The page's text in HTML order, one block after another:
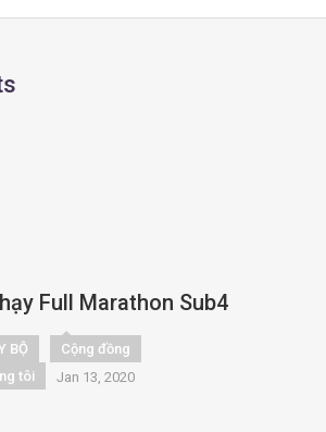
Full Marathon Sub4
BỘ
Cộng đồng
tôi
Jan 13, 2020